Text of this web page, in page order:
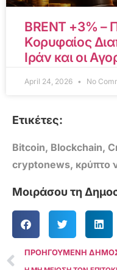
BRENT +3% –
Κορυφαίος
Ιράν και οι
April 24, 2026 No
Ετικέτες:
Bitcoin, Blockchain,
cryptonews, κρύπτο
Μοιράσου τη